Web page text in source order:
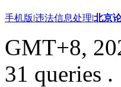
手机版|违法信息处理|北京
GMT+8,
31 queries .